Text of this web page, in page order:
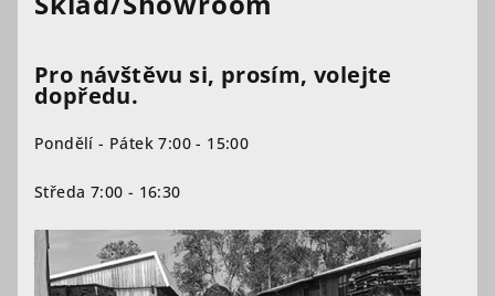
Pro návštěvu si, prosím, volejte
dopředu.
Pondělí - Pátek 7:00 - 15:00
Středa 7:00 - 16:30